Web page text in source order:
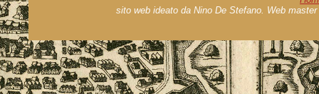
sito web ideato da Nino De Stefano. Web